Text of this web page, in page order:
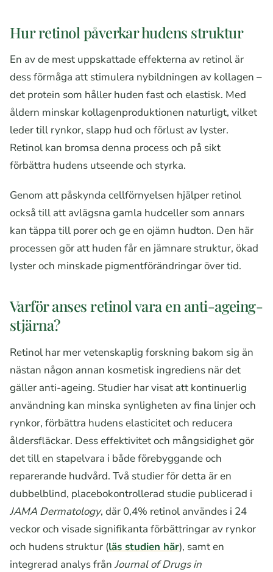
Hur retinol påverkar hudens struktur
En av de mest uppskattade effekterna av retinol är
dess förmåga att stimulera nybildningen av kollagen –
det protein som håller huden fast och elastisk. Med
åldern minskar kollagenproduktionen naturligt, vilket
leder till rynkor, slapp hud och förlust av lyster.
Retinol kan bromsa denna process och på sikt
förbättra hudens utseende och styrka.
Genom att påskynda cellförnyelsen hjälper retinol
också till att avlägsna gamla hudceller som annars
kan täppa till porer och ge en ojämn hudton. Den här
processen gör att huden får en jämnare struktur, ökad
lyster och minskade pigmentförändringar över tid.
Varför anses retinol vara en anti-ageing-
stjärna?
Retinol har mer vetenskaplig forskning bakom sig än
nästan någon annan kosmetisk ingrediens när det
gäller anti-ageing. Studier har visat att kontinuerlig
användning kan minska synligheten av fina linjer och
rynkor, förbättra hudens elasticitet och reducera
åldersfläckar. Dess effektivitet och mångsidighet gör
det till en stapelvara i både förebyggande och
reparerande hudvård. Två studier för detta är en
dubbelblind, placebokontrollerad studie publicerad i
JAMA Dermatology, där 0,4% retinol användes i 24
veckor och visade signifikanta förbättringar av rynkor
och hudens struktur (läs studien här), samt en
integrerad analys från Journal of Drugs in